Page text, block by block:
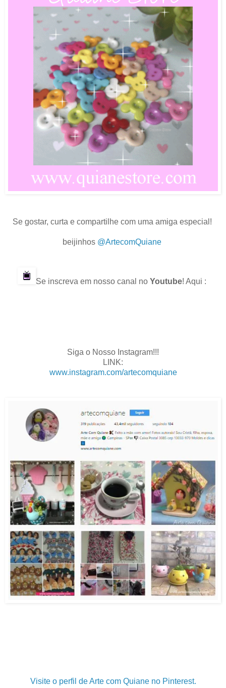
Se gostar, curta e compartilhe com uma amiga especial!
beijinhos @ArtecomQuiane
Se inscreva em nosso canal no Youtube! Aqui :
Siga o Nosso Instagram!!!
LINK:
www.instagram.com/artecomquiane
Visite o perfil de Arte com Quiane no Pinterest.